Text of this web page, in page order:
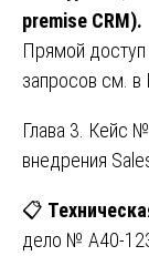
premise CRM).
Прямой
запросов см. в
Глава 3. Кейс
внедрения
📋
дело № А40-